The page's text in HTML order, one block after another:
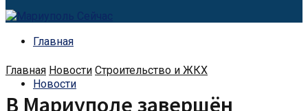
Главная
Новости
Главная Новости Строительство и ЖКХ
В Мариуполе завершён